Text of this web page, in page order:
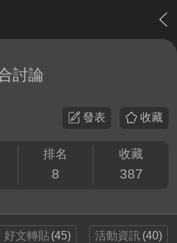
合討論
討論
收藏
發表
排名
8
收藏
387
好文轉貼 (45) 活動資訊 (40)